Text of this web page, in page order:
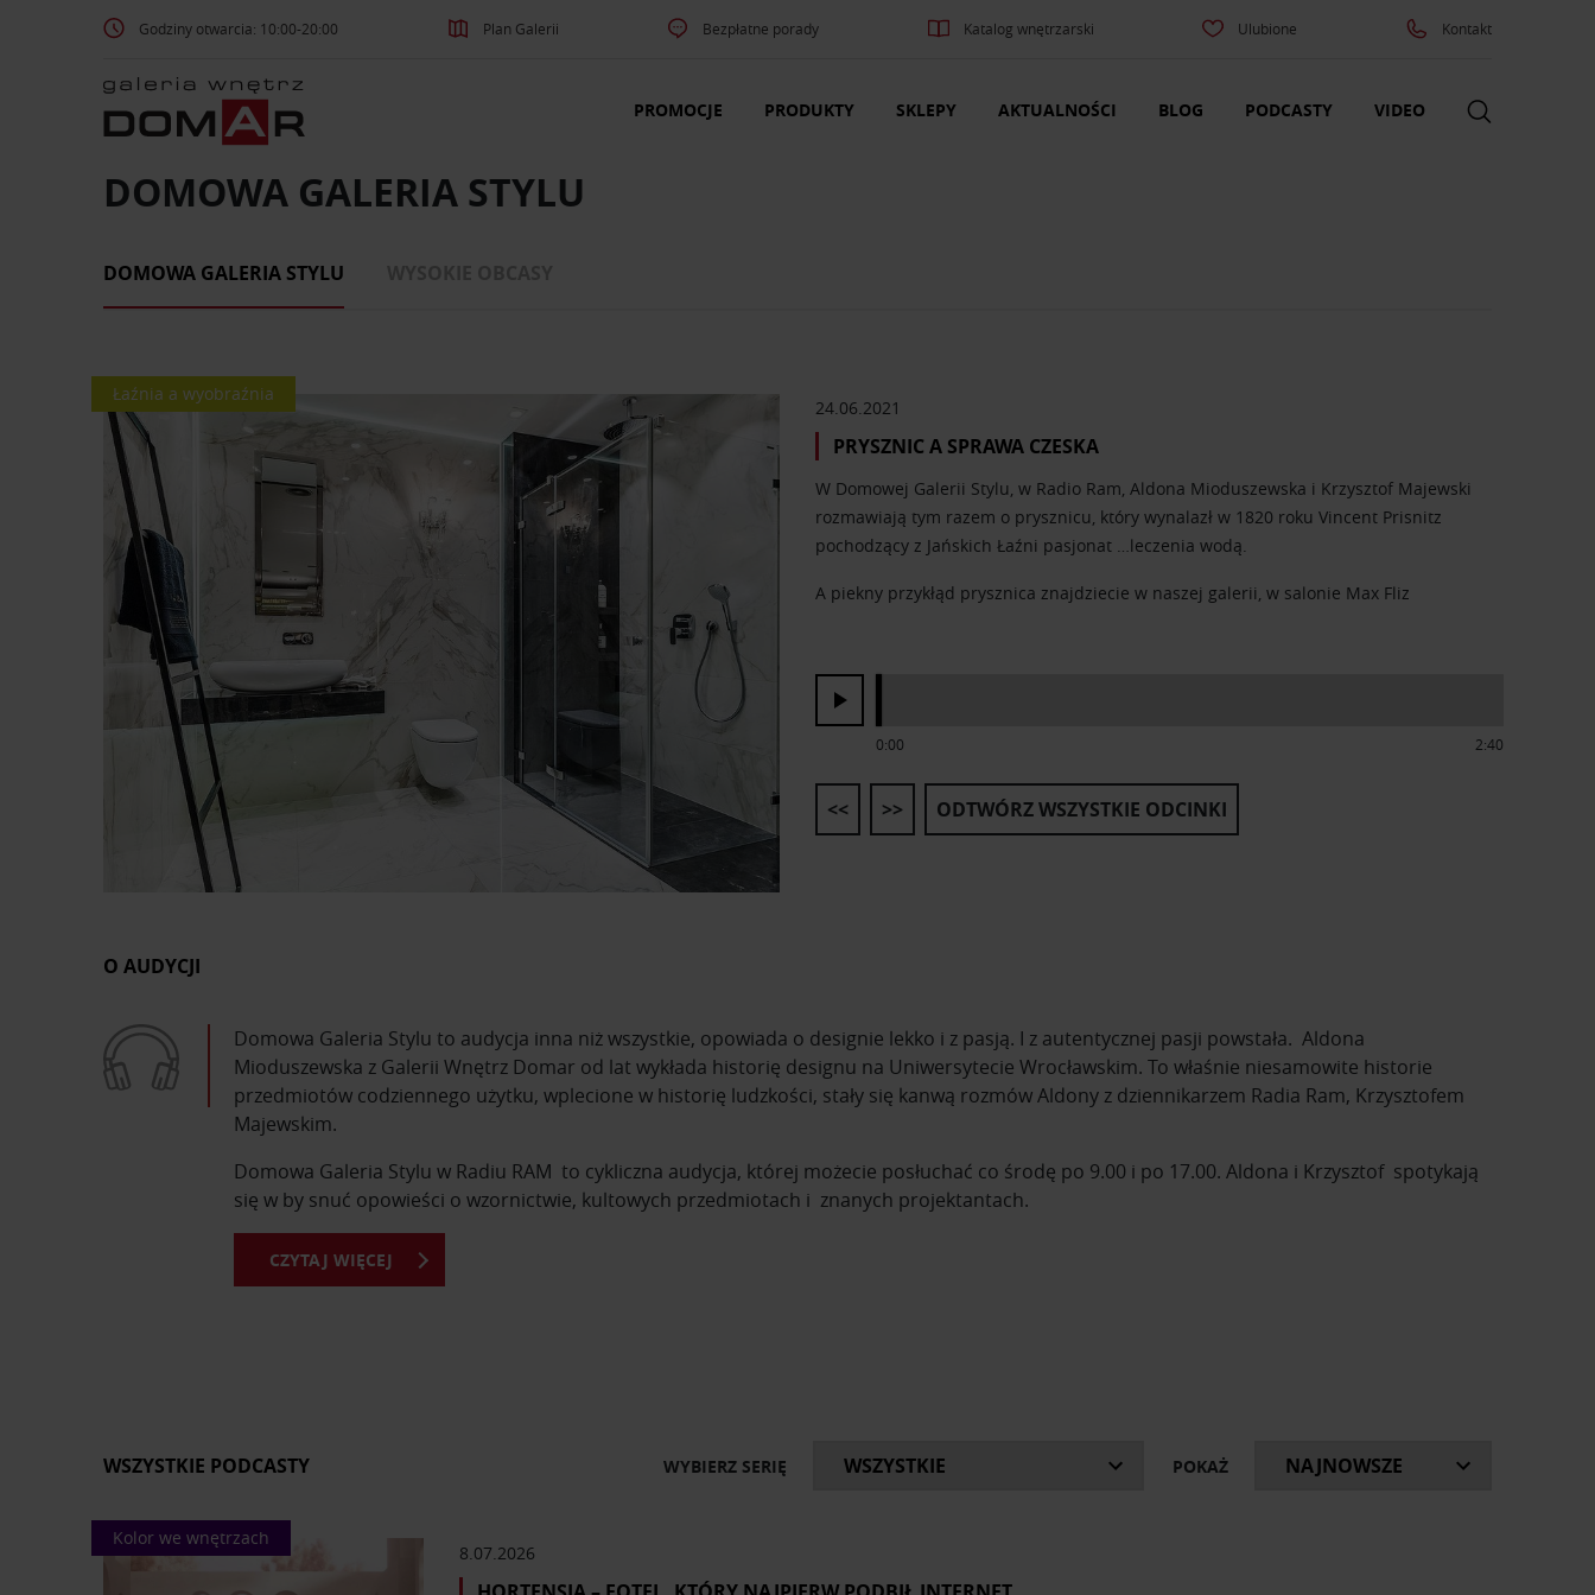
Godziny otwarcia: 10:00-20:00 Plan Galerii Bezpłatne porady Katalog wnętrzarski Ulubione Kontakt
PROMOCJE PRODUKTY SKLEPY AKTUALNOŚCI BLOG PODCASTY VIDEO
DOMOWA GALERIA STYLU
DOMOWA GALERIA STYLU
Łaźnia a wyobraźnia
24.06.2021
PRYSZNIC A SPRAWA CZESKA
W Domowej Galerii Stylu, w Radio Ram, Aldona Mioduszewska i Krzysztof Majewski
rozmawiają tym razem o prysznicu, który wynalazł w 1820 roku Vincent Prisnitz
pochodzący z Jańskich Łaźni pasjonat …leczenia wodą.
A piekny przykłąd prysznica znajdziecie w naszej galerii, w salonie Max Fliz
0:00 2:40
<< >> ODTWÓRZ WSZYSTKIE ODCINKI
O AUDYCJI
Domowa Galeria Stylu to audycja inna niż wszystkie, opowiada o designie lekko i z pasją. I z autentycznej pasji powstała. Aldona
Mioduszewska z Galerii Wnętrz Domar od lat wykłada historię designu na Uniwersytecie Wrocławskim. To właśnie niesamowite historie
przedmiotów codziennego użytku, wplecione w historię ludzkości, stały się kanwą rozmów Aldony z dziennikarzem Radia Ram, Krzysztofem
Majewskim.
Domowa Galeria Stylu w Radiu RAM to cykliczna audycja, której możecie posłuchać co środę po 9.00 i po 17.00. Aldona i Krzysztof spotykają
się w by snuć opowieści o wzornictwie, kultowych przedmiotach i znanych projektantach.
Z Domowej Galerii Stylu dowiesz się o kultowych przedmiotach i ich projektantach. Usłyszysz historie powstania mebli, które znasz na co
dzień. Poznasz sylwetki najsławniejszych designerów na przestrzeni dziejów i ich najważniejsze osiągnięcia.
CZYTAJ WIĘCEJ
WSZYSTKIE PODCASTY WYBIERZ SERIĘ POKAŻ
Kolor we wnętrzach
8.07.2026